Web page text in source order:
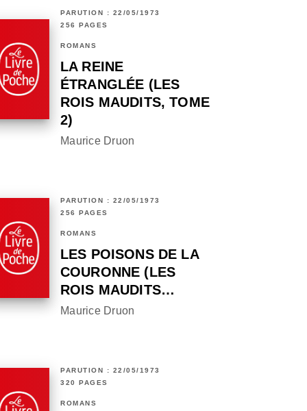
PARUTION : 22/05/1973
256 PAGES
ROMANS
LA REINE
ÉTRANGLÉE (LES
ROIS MAUDITS, TOME
2)
Maurice Druon
PARUTION : 22/05/1973
256 PAGES
ROMANS
LES POISONS DE LA
COURONNE (LES
ROIS MAUDITS…
Maurice Druon
PARUTION : 22/05/1973
320 PAGES
ROMANS